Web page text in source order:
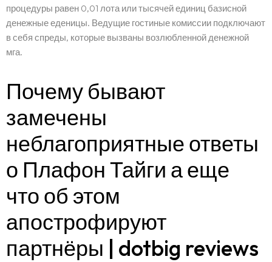
процедуры равен 0,01 лота или тысячей единиц базисной
денежные еденицы. Ведущие гостиные комиссии подключают
в себя спреды, которые вызваны возлюбленной денежной
мга.
Почему бывают
замечены
неблагоприятные ответы
о Плафон Тайги а еще
что об этом
апострофируют
партнёры | dotbig reviews